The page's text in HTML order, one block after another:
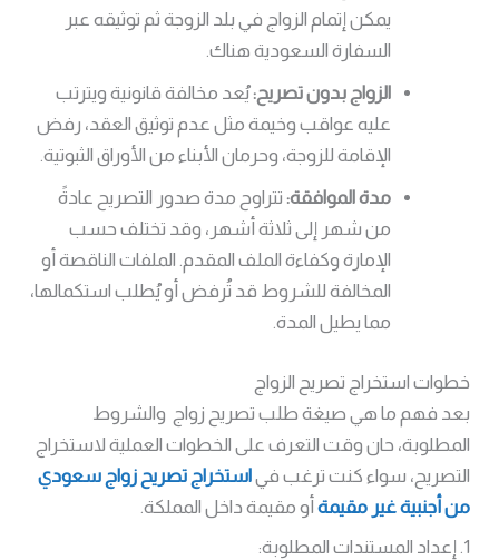
يمكن إتمام الزواج في بلد الزوجة ثم توثيقه عبر
السفارة السعودية هناك.
الزواج بدون تصريح:يُعد مخالفة قانونية ويترتب
عليه عواقب وخيمة مثل عدم توثيق العقد، رفض
الإقامة للزوجة، وحرمان الأبناء من الأوراق الثبوتية.
مدة الموافقة: تتراوح مدة صدور التصريح عادةً
من شهر إلى ثلاثة أشهر، وقد تختلف حسب
الإمارة وكفاءة الملف المقدم. الملفات الناقصة أو
المخالفة للشروط قد تُرفض أو يُطلب استكمالها،
مما يطيل المدة.
خطوات استخراج تصريح الزواج
بعد فهم ما هي صيغة طلب تصريح زواج والشروط
المطلوبة، حان وقت التعرف على الخطوات العملية لاستخراج
التصريح، سواء كنت ترغب فياستخراج تصريح زواج سعودي
من أجنبية غير مقيمة أو مقيمة داخل المملكة.
1. إعداد المستندات المطلوبة: